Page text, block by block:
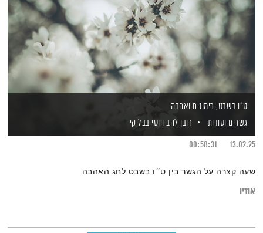
ט״ו בשבט, רימונים ואהבה
גשרים וסודות
רובן להב ויוסי בבליקי
13.02.25
00:58:31
שעה קצרה על הגשר בין ט״ו בשבט לחג האהבה
אודיו